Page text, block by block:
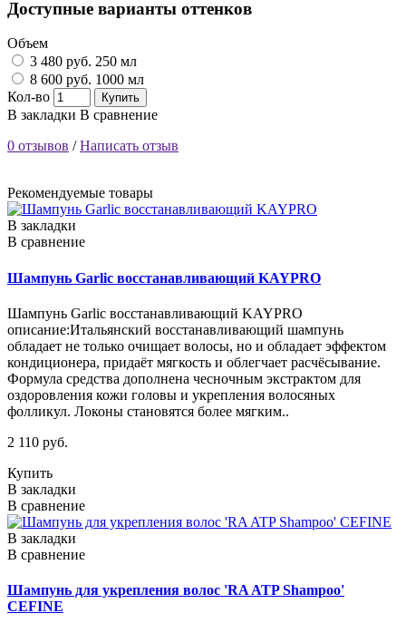
Доступные варианты оттенков
Объем
3 480 руб. 250 мл
8 600 руб. 1000 мл
Кол-во
Купить
В закладки В сравнение
0 отзывов /Написать отзыв
Рекомендуемые товары
В закладки
В сравнение
Шампунь Garlic восстанавливающий KAYPRO
Шампунь Garlic восстанавливающий KAYPRO
описание:Итальянский восстанавливающий шампунь
обладает не только очищает волосы, но и обладает эффектом
кондиционера, придаёт мягкость и облегчает расчёсывание.
Формула средства дополнена чесночным экстрактом для
оздоровления кожи головы и укрепления волосяных
фолликул. Локоны становятся более мягким..
2 110 руб.
Купить
В закладки
В сравнение
В закладки
В сравнение
Шампунь для укрепления волос 'RA ATP Shampoo'
CEFINE